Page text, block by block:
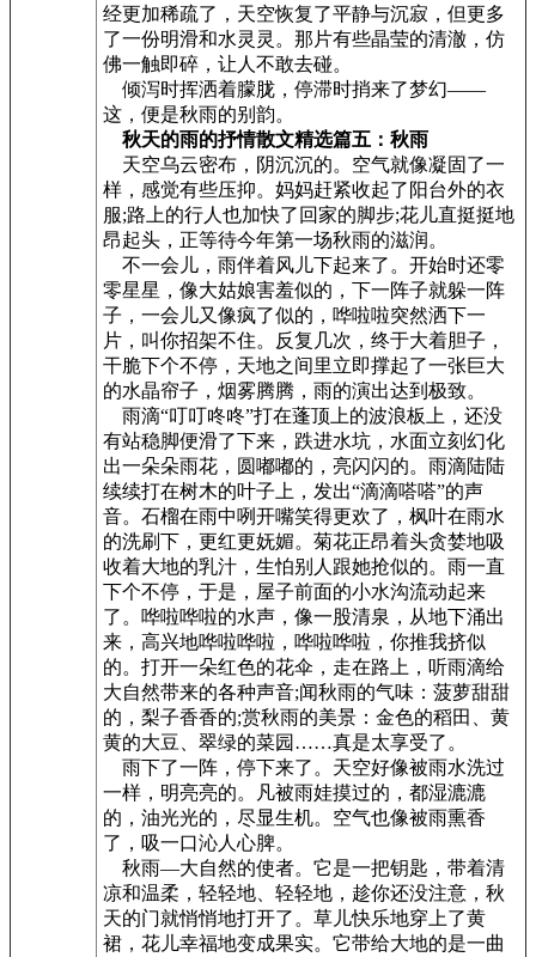
经更加稀疏了，天空恢复了平静与沉寂，但更多
了一份明滑和水灵灵。那片有些晶莹的清澈，仿
佛一触即碎，让人不敢去碰。
倾泻时挥洒着朦胧，停滞时捎来了梦幻——
这，便是秋雨的别韵。
秋天的雨的抒情散文精选篇五：秋雨
天空乌云密布，阴沉沉的。空气就像凝固了一
样，感觉有些压抑。妈妈赶紧收起了阳台外的衣
服;路上的行人也加快了回家的脚步;花儿直挺挺地
昂起头，正等待今年第一场秋雨的滋润。
不一会儿，雨伴着风儿下起来了。开始时还零
零星星，像大姑娘害羞似的，下一阵子就躲一阵
子，一会儿又像疯了似的，哗啦啦突然洒下一
片，叫你招架不住。反复几次，终于大着胆子，
干脆下个不停，天地之间里立即撑起了一张巨大
的水晶帘子，烟雾腾腾，雨的演出达到极致。
雨滴“叮叮咚咚”打在蓬顶上的波浪板上，还没
有站稳脚便滑了下来，跌进水坑，水面立刻幻化
出一朵朵雨花，圆嘟嘟的，亮闪闪的。雨滴陆陆
续续打在树木的叶子上，发出“滴滴嗒嗒”的声
音。石榴在雨中咧开嘴笑得更欢了，枫叶在雨水
的洗刷下，更红更妩媚。菊花正昂着头贪婪地吸
收着大地的乳汁，生怕别人跟她抢似的。雨一直
下个不停，于是，屋子前面的小水沟流动起来
了。哗啦哗啦的水声，像一股清泉，从地下涌出
来，高兴地哗啦哗啦，哗啦哗啦，你推我挤似
的。打开一朵红色的花伞，走在路上，听雨滴给
大自然带来的各种声音;闻秋雨的气味：菠萝甜甜
的，梨子香香的;赏秋雨的美景：金色的稻田、黄
黄的大豆、翠绿的菜园……真是太享受了。
雨下了一阵，停下来了。天空好像被雨水洗过
一样，明亮亮的。凡被雨娃摸过的，都湿漉漉
的，油光光的，尽显生机。空气也像被雨熏香
了，吸一口沁人心脾。
秋雨—大自然的使者。它是一把钥匙，带着清
凉和温柔，轻轻地、轻轻地，趁你还没注意，秋
天的门就悄悄地打开了。草儿快乐地穿上了黄
裙，花儿幸福地变成果实。它带给大地的是一曲